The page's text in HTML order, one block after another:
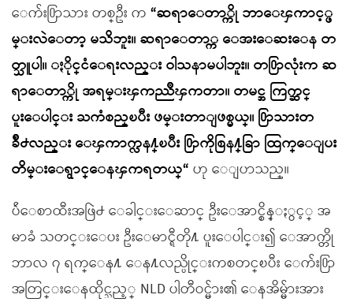
ေက်း႐ြာသား တစ္ဦး က “ဆရာေတာ္ကို ဘာေၾကာင့္ဖ
မ္းလဲေတာ့ မသိဘူး။ ဆရာေတာ္က ေအးေဆးေန တ
တ္သူပါ။ ႏိုင္ငံေရးလည္း ဝါသနာမပါဘူး။ တ႐ြာလုံးက ဆ
ရာေတာ္ကို အရမ္းၾကည္ညိဳၾကတာ။ တမင္အ ကြက္ဆင္
ပူးေပါင္း ႀကံစည္ၿပီး ဖမ္းတာျဖစ္မယ္။ ႐ြာသားတ
ခ်ိဳ႕လည္း ေၾကာက္လန႔္ၿပီး ႐ြာကိုစြန႔္ခြာ ထြက္ေျပး
တိမ္းေရွာင္ေနၾကရတယ္“ ဟု ေျပာသည္။
ပ်ဴေစာထီးအဖြဲ႕ ေခါင္းေဆာင္ ဦးေအာင္စိန္ႏွင့္ အ
မာခံ သတင္းေပး ဦးေမာင္ရီတို႔ ပူးေပါင္း၍ ေအာက္တို
ဘာလ ၇ ရက္ေန႔ ေန႔လည္ပိုင္းကစတင္ၿပီး ေက်း႐ြာ
အတြင္းေနထိုင္သည့္ NLD ပါတီဝင္မ်ား၏ ေနအိမ္မ်ားအား